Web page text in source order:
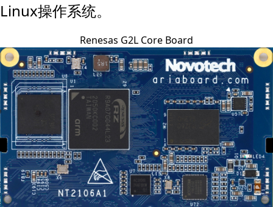
Linux操作系统。
Renesas G2L Core Board